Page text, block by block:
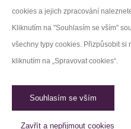
cookies a jejich zpracování
Kliknutím na "Souhlasím se vším"
všechny typy cookies. Přizpůsobit si
kliknutím na „Spravovat cookies“.
Souhlasím se vším
Zavřít a nepřijmout cookies
Facebook
LinkedIn